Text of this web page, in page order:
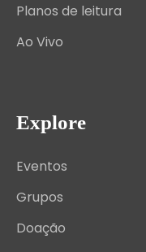
Planos de leitura
Ao Vivo
Explore
Eventos
Grupos
Doação